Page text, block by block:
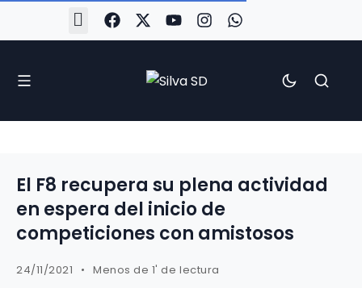
El F8 recupera su plena actividad
en espera del inicio de
competiciones con amistosos
24/11/2021 Menos de 1' de lectura